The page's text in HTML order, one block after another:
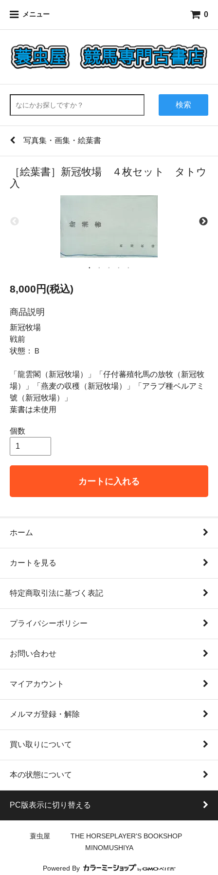
メニュー 0
検索
写真集・画集・絵葉書
［絵葉書］新冠牧場 ４枚セット タトウ
入
8,000円(税込)
商品説明
新冠牧場
戦前
状態：Ｂ
「龍雲閣（新冠牧場）」「仔付蕃殖牝馬の放牧（新冠牧
場）」「燕麦の収穫（新冠牧場）」「アラブ種ベルアミ
號（新冠牧場）」
葉書は未使用
個数
カートに入れる
ホーム
カートを見る
特定商取引法に基づく表記
プライバシーポリシー
お問い合わせ
マイアカウント
メルマガ登録・解除
買い取りについて
本の状態について
PC版表示に切り替える
蓑虫屋 THE HORSEPLAYER'S BOOKSHOP
MINOMUSHIYA
Powered By